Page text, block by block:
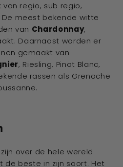
van regio, sub regio,
De meest bekende witte
van Chardonnay,
Daarnaast worden er
gemaakt van
, Riesling, Pinot Blanc,
rassen als Grenache
over de hele wereld
de beste in zijn soort. Het